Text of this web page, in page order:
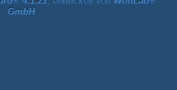
GmbH